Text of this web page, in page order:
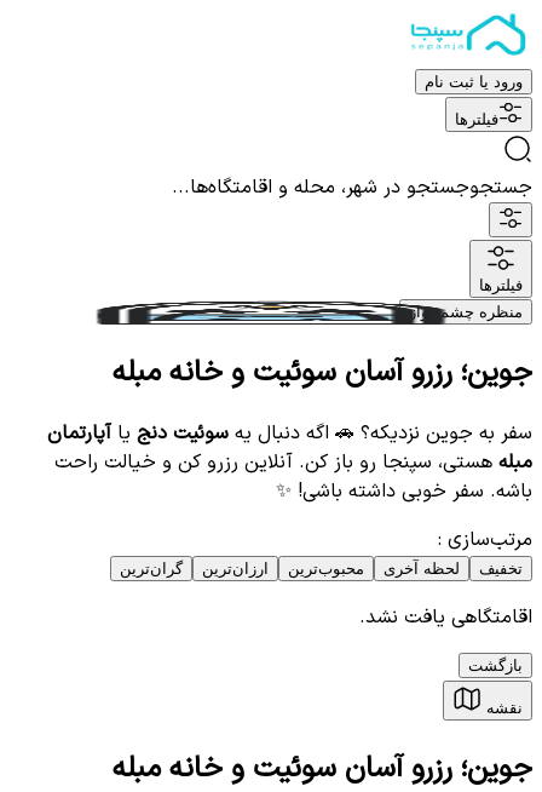
ورود یا ثبت نام
فیلترها
جستجوجستجو در شهر، محله و اقامتگاه‌ها...
فیلترها
منظره چشم نواز
جوین؛ رزرو آسان سوئیت و خانه مبله
سفر به جوین نزدیکه؟ 🚗 اگه دنبال یه سوئیت دنج یاآپارتمان
مبله هستی، سپنجا رو باز کن. آنلاین رزرو کن و خیالت راحت
باشه. سفر خوبی داشته باشی! ✨
مرتب‌سازی :
تخفیف لحظه آخری محبوب‌ترین ارزان‌ترین گران‌ترین
اقامتگاهی یافت نشد.
بازگشت
نقشه
جوین؛ رزرو آسان سوئیت و خانه مبله